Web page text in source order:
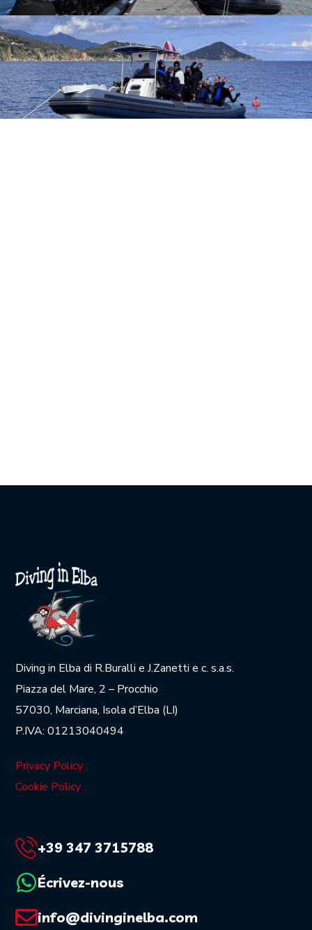
Diving in Elba di R.Buralli e J.Zanetti e c. s.a.s.
Piazza del Mare, 2 – Procchio
57030, Marciana, Isola d’Elba (LI)
P.IVA: 01213040494
Privacy Policy
Cookie Policy
+39 347 3715788
Écrivez-nous
info@divinginelba.com